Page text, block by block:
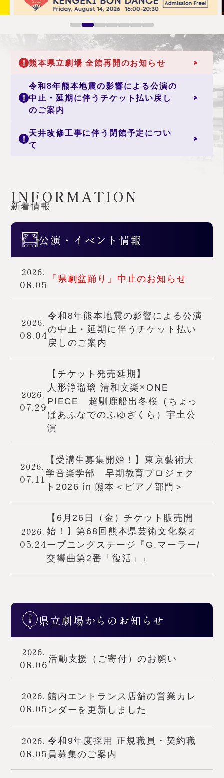
重要なお知らせ
熊本県立劇場 全館再開のお知らせ
お知らせ
令和8年熊本地震の影響による公演の
中止・延期に伴うチケット払い戻し
のご案内
お知らせ
天井改修工事に伴う閉館予定につい
て
INFORMATION
新着情報
公演・イベント情報
2026.
08.05 「県劇盆踊り」中止のお知らせ
2026.
08.04
令和8年熊本地震の影響による公演
の中止・延期に伴うチケット払い
戻しのご案内
2026.
07.29
【チケット発売延期】
人形浄瑠璃 清和文楽×ONE
PIECE 超馴鹿船出冬桜（ちょっ
ぱあふなでのふゆざくら）宇土公
演
2026.
07.11
【受講生募集開始！】東京藝術大
学音楽学部 早期教育プロジェク
ト2026 in 熊本＜ピアノ部門＞
2026.
05.24
【6月26日（金）チケット販売開
始！】第68回熊本県芸術文化祭オ
ープニングステージ『G.マーラー/
交響曲第2番「復活」』
県立劇場からのお知らせ
2026.
08.06活動支援（ご寄付）のお願い
2026.
08.05
館内エントランス店舗の営業カレ
ンダーを更新しました
2026.
08.05
令和9年度採用 正規職員・契約職
員募集のご案内